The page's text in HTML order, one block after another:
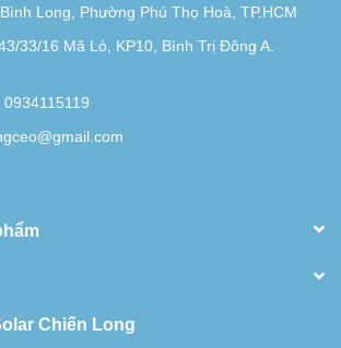
Long, Phường Phú Thọ Hoà, TP.HCM
33/16 Mã Lò, KP10, Bình Trị Đông A.
0934115119
Chiến Long